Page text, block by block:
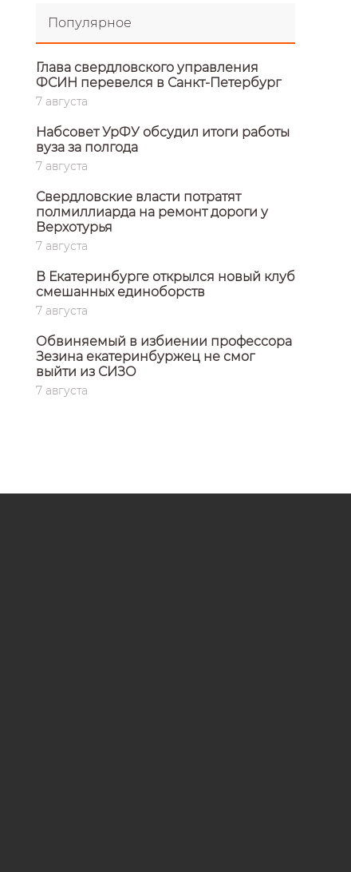
Популярное
Глава свердловского управления
ФСИН перевелся в Санкт-Петербург
7 августа
Набсовет УрФУ обсудил итоги работы
вуза за полгода
7 августа
Свердловские власти потратят
полмиллиарда на ремонт дороги у
Верхотурья
7 августа
В Екатеринбурге открылся новый клуб
смешанных единоборств
7 августа
Обвиняемый в избиении профессора
Зезина екатеринбуржец не смог
выйти из СИЗО
7 августа